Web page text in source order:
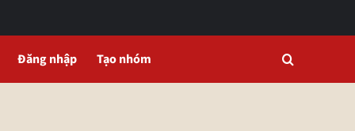
Đăng nhập Tạo nhóm